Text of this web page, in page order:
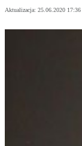
Aktualizacja: 25.06.2020 17:36